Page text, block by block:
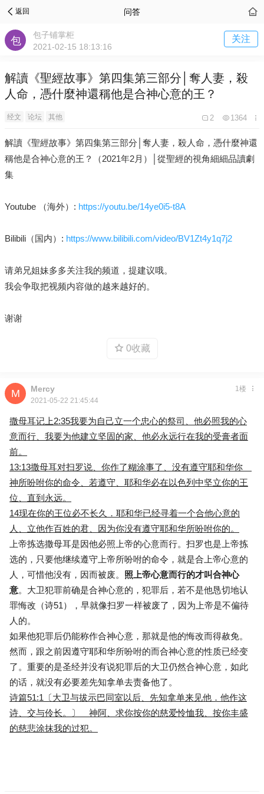
返回 问答
包子铺掌柜
2021-02-15 18:13:16
关注
解讀《聖經故事》第四集第三部分│奪人妻，殺
人命，憑什麼神還稱他是合神心意的王？
经文 论坛 其他 2 1364
解讀《聖經故事》第四集第三部分│奪人妻，殺人命，憑什麼神還
稱他是合神心意的王？（2021年2月）│從聖經的視角細細品讀劇
集
Youtube （海外）: https://youtu.be/14ye0i5-t8A
Bilibili（国内）: https://www.bilibili.com/video/BV1Zt4y1q7j2
请弟兄姐妹多多关注我的频道，提建议哦。
我会争取把视频内容做的越来越好的。
谢谢
0收藏
Mercy
2021-05-22 21:45:44
1楼
撒母耳记上2:35我要为自己立一个忠心的祭司、他必照我的心
意而行、我要为他建立坚固的家、他必永远行在我的受膏者面
前。
13:13撒母耳对扫罗说、你作了糊涂事了、没有遵守耶和华你
神所吩咐你的命令、若遵守、耶和华必在以色列中坚立你的王
位、直到永远。
14现在你的王位必不长久．耶和华已经寻着一个合他心意的
人、立他作百姓的君、因为你没有遵守耶和华所吩咐你的。
上帝拣选撒母耳是因他必照上帝的心意而行。扫罗也是上帝拣
选的，只要他继续遵守上帝所吩咐的命令，就是合上帝心意的
人，可惜他没有，因而被废。 照上帝心意而行的才叫合神心
意。大卫犯罪前确是合神心意的，犯罪后，若不是他恳切地认
罪悔改（诗51），早就像扫罗一样被废了，因为上帝是不偏待
人的。
如果他犯罪后仍能称作合神心意，那就是他的悔改而得赦免。
然而，跟之前因遵守耶和华所吩咐的而合神心意的性质已经变
了。重要的是圣经并没有说犯罪后的大卫仍然合神心意，如此
的话，就没有必要差先知拿单去责备他了。
诗篇51:1〔大卫与拔示巴同室以后、先知拿单来见他．他作这
诗、交与伶长。〕 神阿、求你按你的慈爱怜恤我、按你丰盛
的慈悲涂抹我的过犯。